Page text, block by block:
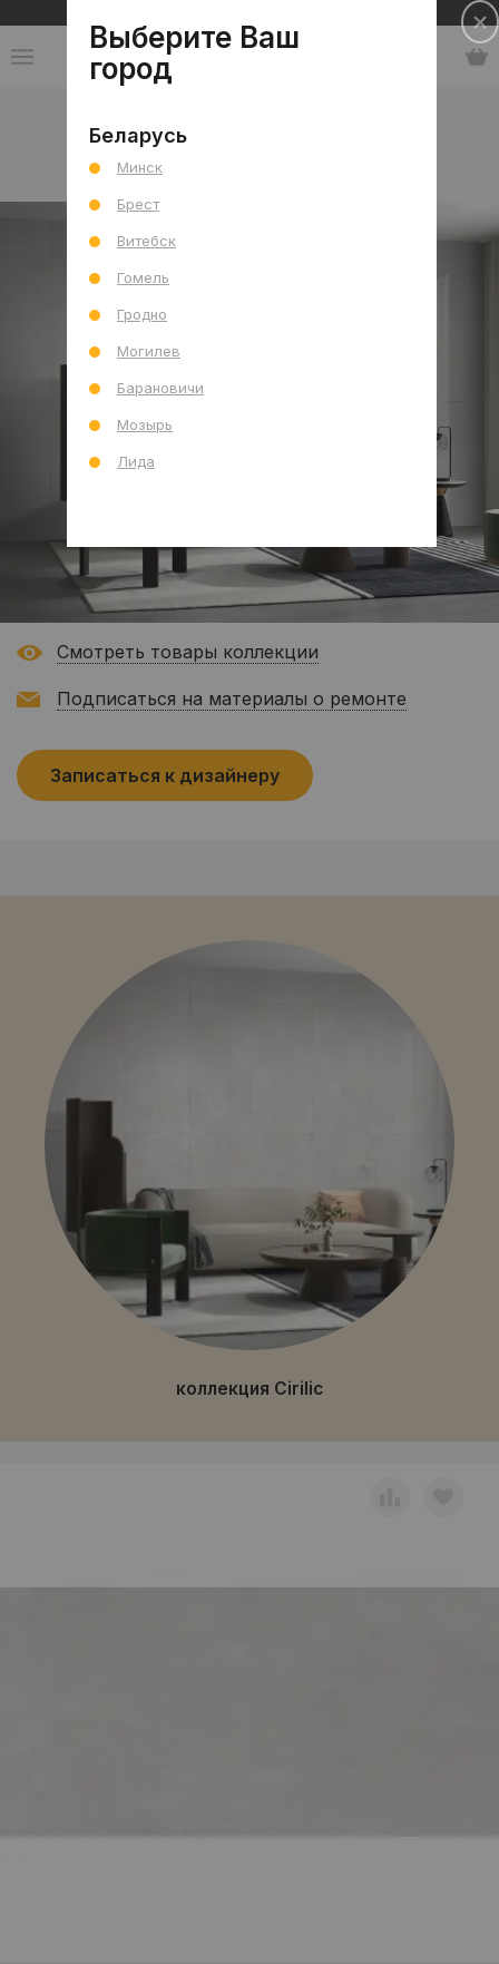
Каталог
коллекция Cirilic
Смотреть товары коллекции
Подписаться на материалы о ремонте
Записаться к дизайнеру
коллекция Cirilic
Выберите Ваш
город
Беларусь
Минск
Брест
Витебск
Гомель
Гродно
Могилев
Барановичи
Мозырь
Лида